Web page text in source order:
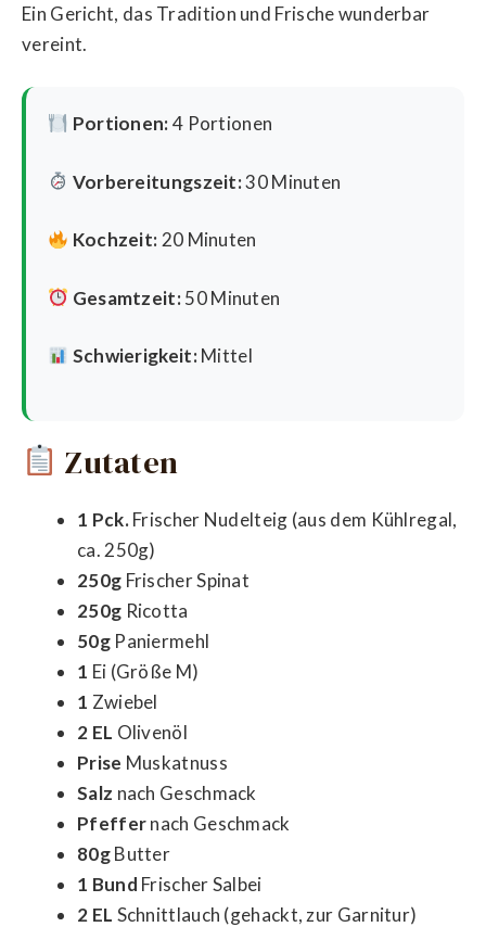
Ein Gericht, das Tradition und Frische wunderbar
vereint.
Portionen:4 Portionen
Vorbereitungszeit:30 Minuten
Kochzeit: 20 Minuten
Gesamtzeit:50 Minuten
Schwierigkeit:Mittel
Zutaten
1 Pck.Frischer Nudelteig (aus dem Kühlregal,
ca. 250g)
250g Frischer Spinat
250g Ricotta
50gPaniermehl
1 Ei (Größe M)
1 Zwiebel
2 EL Olivenöl
Prise Muskatnuss
Salz nach Geschmack
Pfeffernach Geschmack
80gButter
1 Bund Frischer Salbei
2 EL Schnittlauch (gehackt, zur Garnitur)